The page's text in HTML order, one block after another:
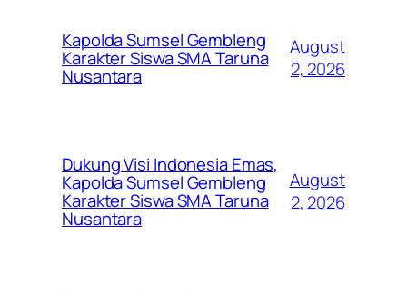
Kapolda Sumsel Gembleng
Karakter Siswa SMA Taruna
Nusantara
August
2, 2026
Dukung Visi Indonesia Emas,
Kapolda Sumsel Gembleng
Karakter Siswa SMA Taruna
Nusantara
August
2, 2026